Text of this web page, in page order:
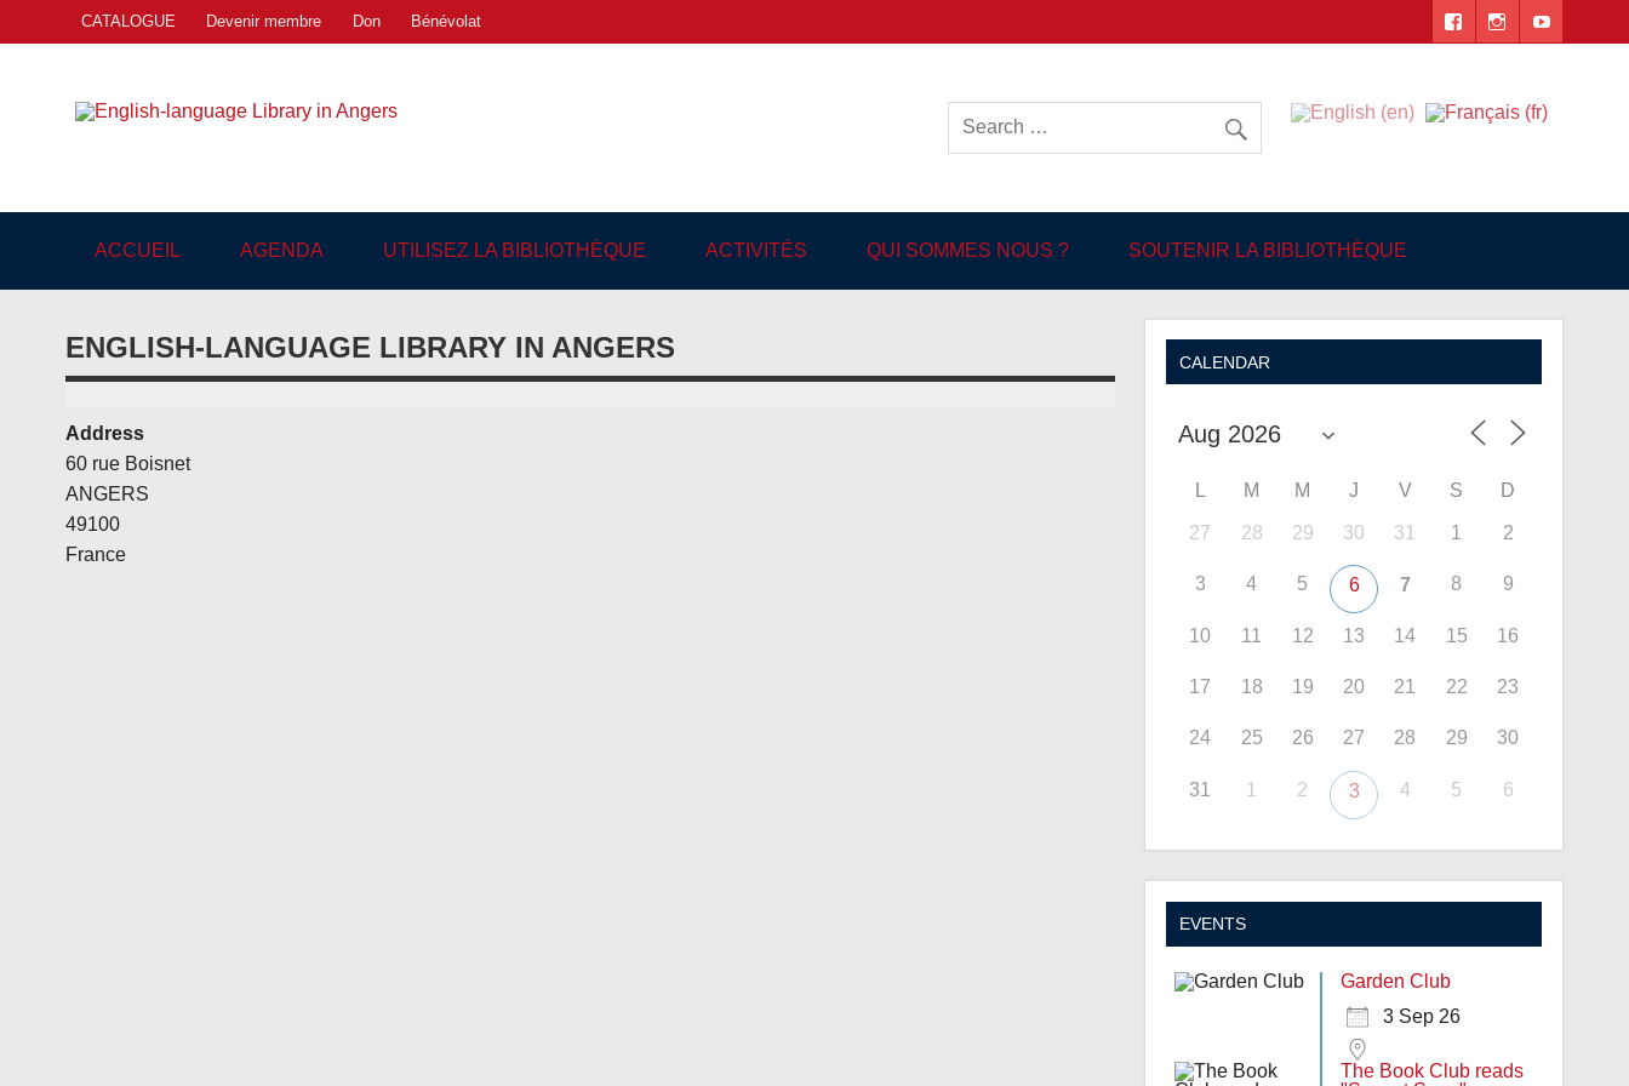
content
CATALOGUE Devenir membre Don Bénévolat
English-language Library in Angers
ACCUEIL AGENDA UTILISEZ LA BIBLIOTHÈQUE ACTIVITÉS QUI SOMMES NOUS ? SOUTENIR LA BIBLIOTHÈQUE
ENGLISH-LANGUAGE LIBRARY IN ANGERS
Address
60 rue Boisnet
ANGERS
49100
France
CALENDAR
L M M J V S D
27 28 29 30 31 1 2
3 4 5 6 7 8 9
10 11 12 13 14 15 16
17 18 19 20 21 22 23
24 25 26 27 28 29 30
31 1 2 3 4 5 6
EVENTS
Garden Club
3 Sep 26
The Book Club reads